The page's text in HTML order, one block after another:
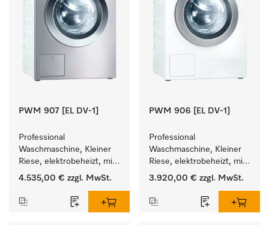
PWM 907 [EL DV-1]
Professional
Waschmaschine, Kleiner
Riese, elektrobeheizt, mit
Ablaufventil und
Programmen.
Leistung 7 kg  in 49 min .
4.535,00 € zzgl. MwSt.
PWM 906 [EL DV-1]
Professional
Waschmaschine, Kleiner
Riese, elektrobeheizt, mit
Ablaufventil und
Programmen.
Leistung 6 kg  in 49 min .
3.920,00 € zzgl. MwSt.